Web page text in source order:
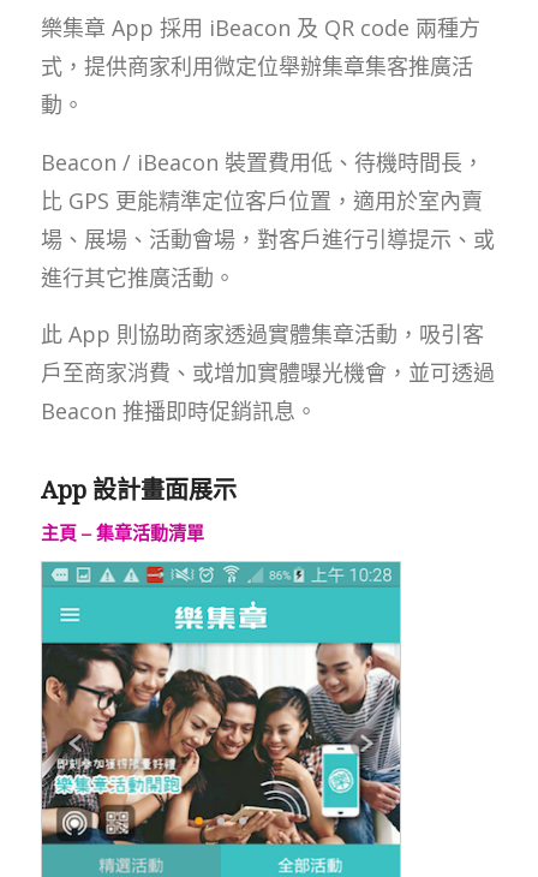
樂集章 App 採用 iBeacon 及 QR code 兩種方
式，提供商家利用微定位舉辦集章集客推廣活
動。
Beacon / iBeacon 裝置費用低、待機時間長，
比 GPS 更能精準定位客戶位置，適用於室內賣
場、展場、活動會場，對客戶進行引導提示、或
進行其它推廣活動。
此 App 則協助商家透過實體集章活動，吸引客
戶至商家消費、或增加實體曝光機會，並可透過
Beacon 推播即時促銷訊息。
App 設計畫面展示
主頁 – 集章活動清單